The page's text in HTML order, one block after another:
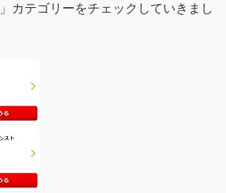
カテゴリーをチェックしていきまし